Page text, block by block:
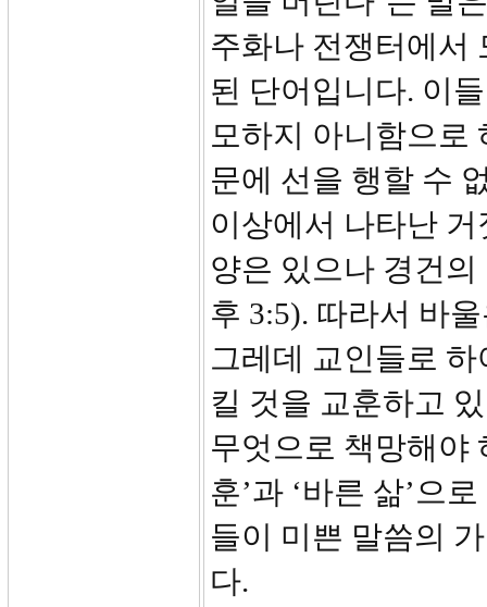
주화나 전쟁터에서
된 단어입니다. 이
모하지 아니함으로
문에 선을 행할 수
이상에서 나타난
양은 있으나 경건
후 3:5). 따라서 바
그레데 교인들로
킬 것을 교훈하고
무엇으로 책망해야
훈’과 ‘바른 삶’으
들이 미쁜 말씀의
다.